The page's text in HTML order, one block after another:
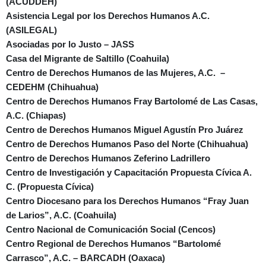
Asistencia Legal por los Derechos Humanos A.C.
(ASILEGAL)
Asociadas por lo Justo – JASS
Casa del Migrante de Saltillo (Coahuila)
Centro de Derechos Humanos de las Mujeres, A.C. –
CEDEHM (Chihuahua)
Centro de Derechos Humanos Fray Bartolomé de Las Casas,
A.C. (Chiapas)
Centro de Derechos Humanos Miguel Agustín Pro Juárez
Centro de Derechos Humanos Paso del Norte (Chihuahua)
Centro de Derechos Humanos Zeferino Ladrillero
Centro de Investigación y Capacitación Propuesta Cívica A.
C. (Propuesta Cívica)
Centro Diocesano para los Derechos Humanos “Fray Juan
de Larios”, A.C. (Coahuila)
Centro Nacional de Comunicación Social (Cencos)
Centro Regional de Derechos Humanos “Bartolomé
Carrasco”, A.C. – BARCADH (Oaxaca)